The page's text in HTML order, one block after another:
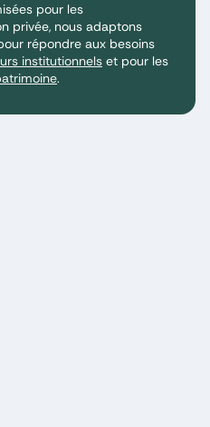
pour les
privée, nous adaptons
répondre aux besoins
institutionnels et pour les
.